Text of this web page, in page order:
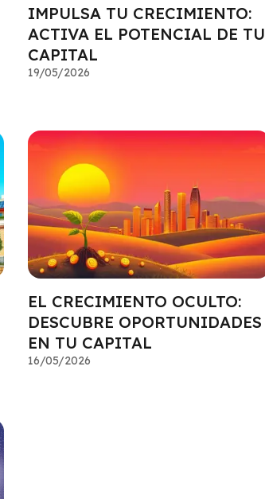
IMPULSA TU CRECIMIENTO:
ACTIVA EL POTENCIAL DE TU
CAPITAL
19/05/2026
EL CRECIMIENTO OCULTO:
DESCUBRE OPORTUNIDADES
EN TU CAPITAL
16/05/2026